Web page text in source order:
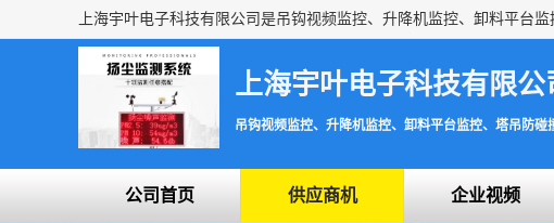
上海宇叶电子科技有限公
吊钩视频监控、升降机监控、卸料平台监控、塔吊防碰
公司首页 供应商机 企业视频